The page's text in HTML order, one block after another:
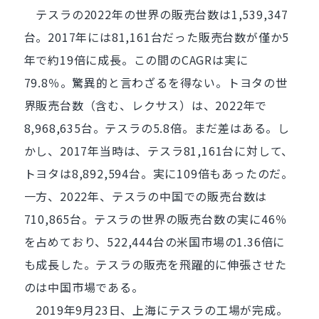
テスラの2022年の世界の販売台数は1,539,347
台。2017年には81,161台だった販売台数が僅か5
年で約19倍に成長。この間のCAGRは実に
79.8％。驚異的と言わざるを得ない。トヨタの世
界販売台数（含む、レクサス）は、2022年で
8,968,635台。テスラの5.8倍。まだ差はある。し
かし、2017年当時は、テスラ81,161台に対して、
トヨタは8,892,594台。実に109倍もあったのだ。
一方、2022年、テスラの中国での販売台数は
710,865台。テスラの世界の販売台数の実に46％
を占めており、522,444台の米国市場の1.36倍に
も成長した。テスラの販売を飛躍的に伸張させた
のは中国市場である。
2019年9月23日、上海にテスラの工場が完成。